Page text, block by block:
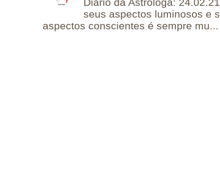
Diário da Astróloga:
seus aspectos luminosos e
aspectos conscientes é sempre mu...